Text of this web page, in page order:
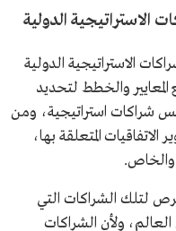
الاستراتيجية الدولية
الاستراتيجية الدولية
وضع المعايير والخطط لتحديد
شراكات استراتيجية، ومن
المتعلقة بها،
والخاص.
لتلك الشراكات التي
ولأن الشراكات